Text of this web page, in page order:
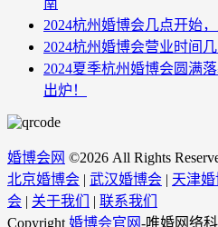
南
2024杭州婚博会几点开始
2024杭州婚博会营业时间几
2024夏季杭州婚博会圆满
出炉！
婚博会网 ©2026 All Rights
北京婚博会 | 武汉婚博会 | 天津
会 | 关于我们 | 联系我们
Copyright 婚博会官网-唯婚网络